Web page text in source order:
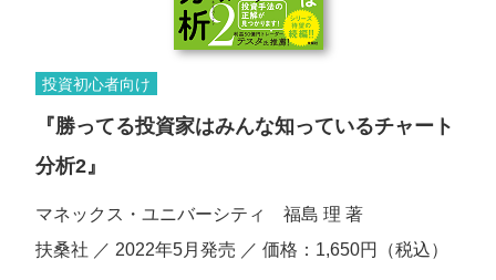
投資初心者向け
『勝ってる投資家はみんな知っているチャート
分析2』
マネックス・ユニバーシティ 福島 理 著
扶桑社 ／ 2022年5月発売 ／ 価格：1,650円（税込）